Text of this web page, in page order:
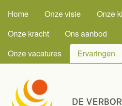
MAIN MENU
Home Onze visie
Onze
Onze kracht
Ons aanbod
Onze vacatures
Ervaringen